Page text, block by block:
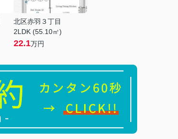
北区赤羽３丁目
2LDK (55.10㎡)
22.1万円